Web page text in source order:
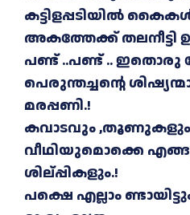
കട്ടിളപ്പടിയിൽ
അകത്തേക്ക്
പണ്ട് ..പണ്ട് .. ഇതൊരു
പെരുന്തച്ചന്റെ
മരപ്പണി.!
കവാടവും ,തൂണുകളും
വീഥിയുമൊക്കെ
ശില്പ്പികളും.!
പക്ഷെ എല്ലാം